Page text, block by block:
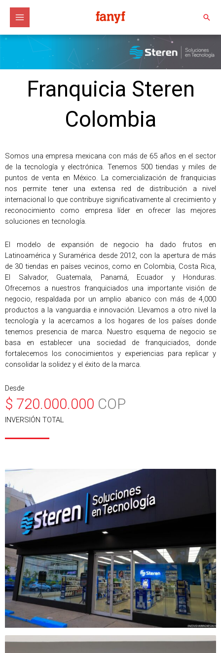
contenido
Franquicia Steren
Colombia
Somos una empresa mexicana con más de 65 años en el sector
de la tecnología y electrónica. Tenemos 500 tiendas y miles de
puntos de venta en México. La comercialización de franquicias
nos permite tener una extensa red de distribución a nivel
internacional lo que contribuye significativamente al crecimiento y
reconocimiento como empresa líder en ofrecer las mejores
soluciones en tecnología.
El modelo de expansión de negocio ha dado frutos en
Latinoamérica y Suramérica desde 2012, con la apertura de más
de 30 tiendas en países vecinos, como en Colombia, Costa Rica,
El Salvador, Guatemala, Panamá, Ecuador y Honduras.
Ofrecemos a nuestros franquiciados una importante visión de
negocio, respaldada por un amplio abanico con más de 4,000
productos a la vanguardia e innovación. Llevamos a otro nivel la
tecnología y la acercamos a los hogares de los países donde
tenemos presencia de marca. Nuestro esquema de negocio se
basa en establecer una sociedad de franquiciados, donde
fortalecemos los conocimientos y experiencias para replicar y
consolidar la solidez y el éxito de la marca.
Desde
$ 720.000.000 COP
INVERSIÓN TOTAL